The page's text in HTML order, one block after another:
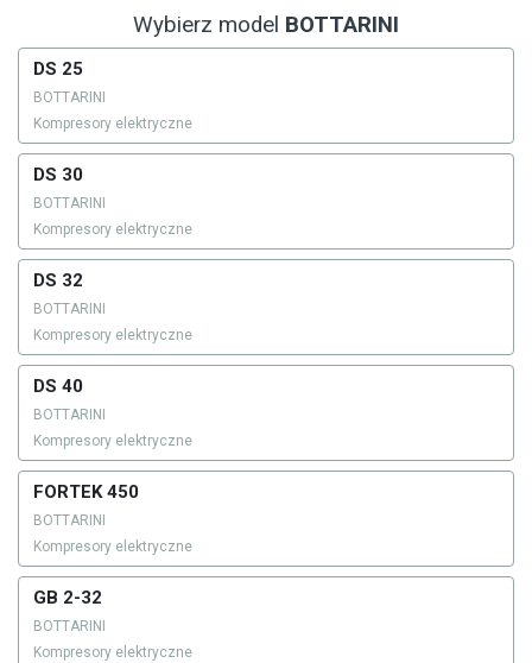
Wybierz model BOTTARINI
DS 25
BOTTARINI
Kompresory elektryczne
DS 30
BOTTARINI
Kompresory elektryczne
DS 32
BOTTARINI
Kompresory elektryczne
DS 40
BOTTARINI
Kompresory elektryczne
FORTEK 450
BOTTARINI
Kompresory elektryczne
GB 2-32
BOTTARINI
Kompresory elektryczne